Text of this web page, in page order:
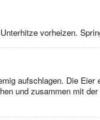
vorheizen.
aufschlagen. Die Eier
und zusammen mit